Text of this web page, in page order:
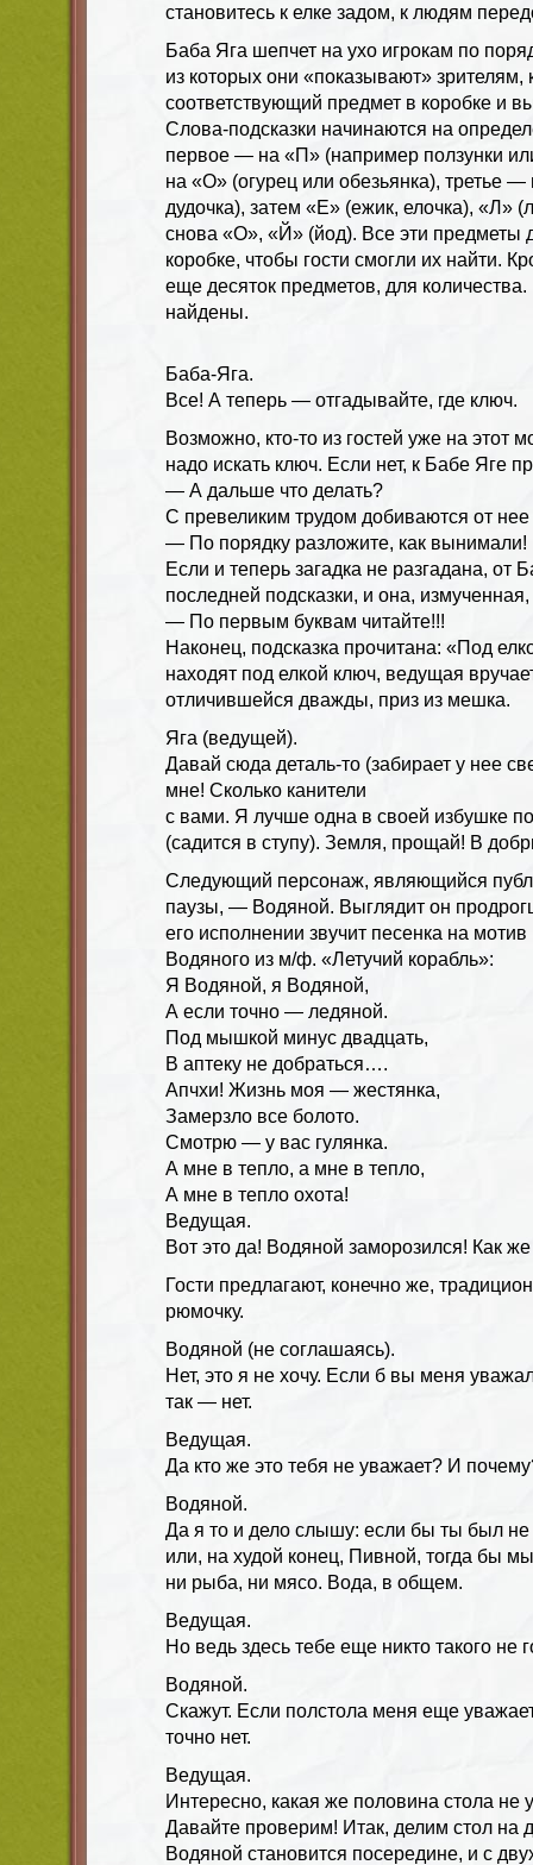
становитесь к елке задом, к людям
Баба Яга шепчет на ухо игрокам по
из которых они «показывают» зрителям,
соответствующий предмет в коробке и
Слова-подсказки начинаются на
первое — на «П» (например ползунки
на «О» (огурец или обезьянка), третье
дудочка), затем «Е» (ежик, елочка), «Л»
снова «О», «Й» (йод). Все эти предметы
коробке, чтобы гости смогли их найти.
еще десяток предметов, для
найдены.
Баба-Яга.
Все! А теперь — отгадывайте, где ключ.
Возможно, кто-то из гостей уже на этот
надо искать ключ. Если нет, к Бабе Яге
— А дальше что делать?
С превеликим трудом добиваются от нее
— По порядку разложите, как вынимали!
Если и теперь загадка не разгадана, от
последней подсказки, и она,
— По первым буквам читайте!!!
Наконец, подсказка прочитана: «Под
находят под елкой ключ, ведущая
отличившейся дважды, приз из мешка.
Яга (ведущей).
Давай сюда деталь-то (забирает у нее
мне! Сколько канители
с вами. Я лучше одна в своей избушке
(садится в ступу). Земля, прощай! В
Следующий персонаж, являющийся
паузы, — Водяной. Выглядит он
его исполнении звучит песенка на
Водяного из м/ф. «Летучий корабль»:
Я Водяной, я Водяной,
А если точно — ледяной.
Под мышкой минус двадцать,
В аптеку не добраться….
Апчхи! Жизнь моя — жестянка,
Замерзло все болото.
Смотрю — у вас гулянка.
А мне в тепло, а мне в тепло,
А мне в тепло охота!
Ведущая.
Вот это да! Водяной заморозился! Как же
Гости предлагают, конечно же,
рюмочку.
Водяной (не соглашаясь).
Нет, это я не хочу. Если б вы меня
так — нет.
Ведущая.
Да кто же это тебя не уважает? И
Водяной.
Да я то и дело слышу: если бы ты был
или, на худой конец, Пивной, тогда бы
ни рыба, ни мясо. Вода, в общем.
Ведущая.
Но ведь здесь тебе еще никто такого не
Водяной.
Скажут. Если полстола меня еще
точно нет.
Ведущая.
Интересно, какая же половина стола не
Давайте проверим! Итак, делим стол на
Водяной становится посередине, и с